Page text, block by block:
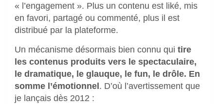
« l’engagement ». Plus un contenu est liké, mis
en favori, partagé ou commenté, plus il est
distribué par la plateforme.
Un mécanisme désormais bien connu qui tire
les contenus produits vers le spectaculaire,
le dramatique, le glauque, le fun, le drôle. En
somme l’émotionnel . D’où l’avertissement que
je lançais dès 2012 :